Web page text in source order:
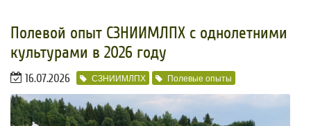
Полевой опыт СЗНИИМЛПХ с однолетними
культурами в 2026 году
16.07.2026 СЗНИИМЛПХ Полевые опыты